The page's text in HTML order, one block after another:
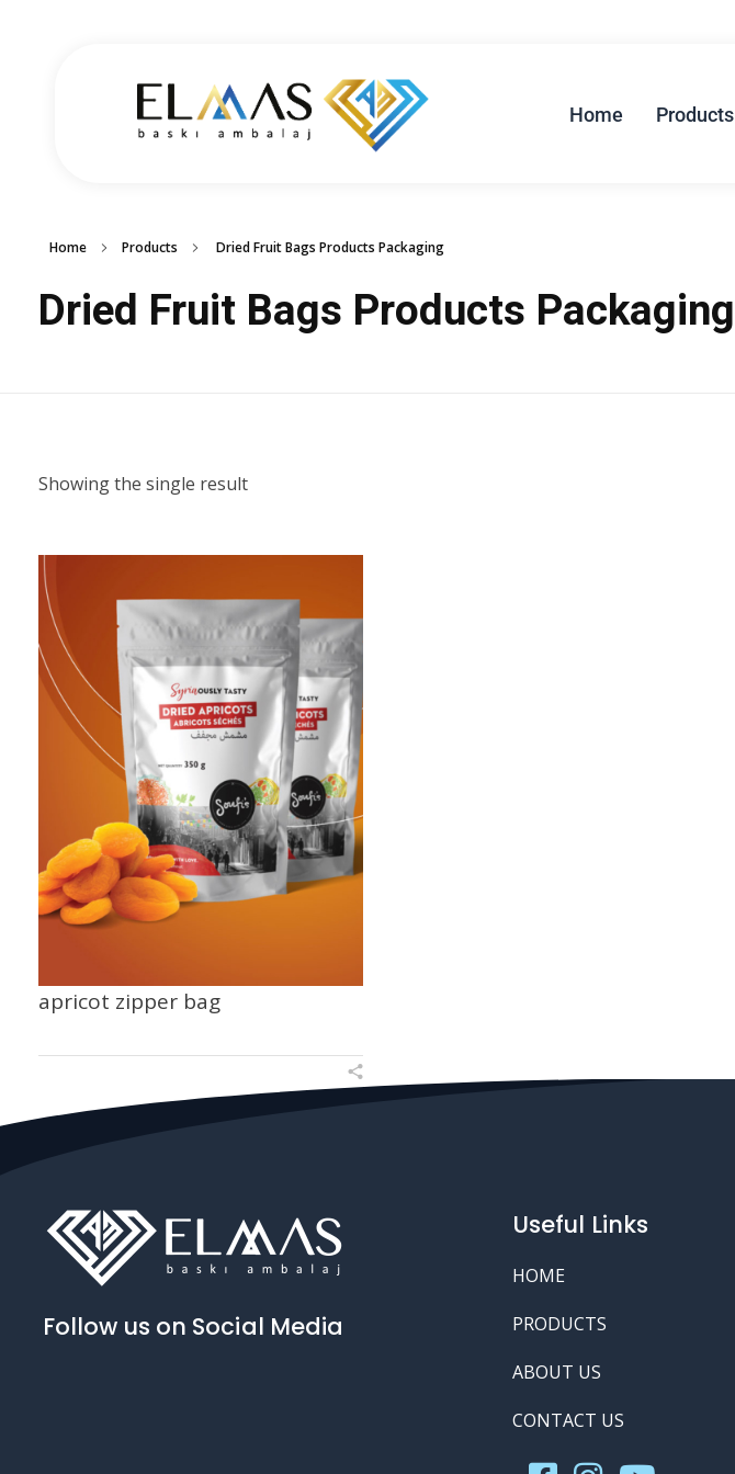
Home Products
Home Products Dried Fruit Bags Products Packaging
Dried Fruit Bags Products Packaging
Showing the single result
apricot zipper bag
Follow us on Social Media
Useful Links
HOME
PRODUCTS
ABOUT US
CONTACT US